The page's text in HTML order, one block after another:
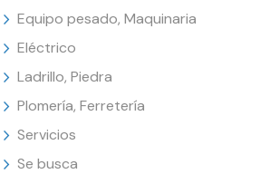
Equipo pesado, Maquinaria
Eléctrico
Ladrillo, Piedra
Plomería, Ferretería
Servicios
Se busca